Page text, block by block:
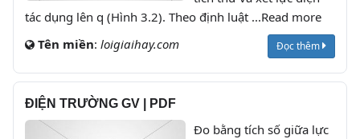
tác dụng lên q (Hình 3.2). Theo định luật ...Read more
Tên miền: loigiaihay.com Đọc thêm
ĐIỆN TRƯỜNG GV | PDF
Đo bằng tích số giữa lực